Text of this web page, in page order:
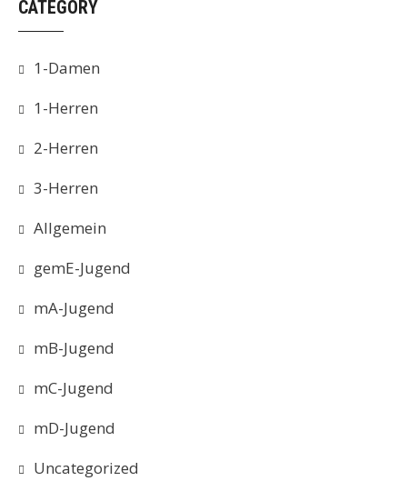
CATEGORY
1-Damen
1-Herren
2-Herren
3-Herren
Allgemein
gemE-Jugend
mA-Jugend
mB-Jugend
mC-Jugend
mD-Jugend
Uncategorized